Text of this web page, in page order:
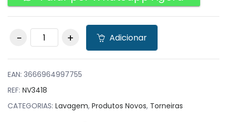
Torneira de
Chuveiro de Níquel
quente e fria
quantity
Adicionar
EAN: 3666964997755
REF: NV3418
CATEGORIAS: Lavagem, Produtos Novos, Torneiras